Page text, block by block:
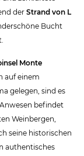
derStrand von L
Bucht
Monte
auf einem
gelegen, sind es
befindet
Weinbergen,
seine historischen
authentisches